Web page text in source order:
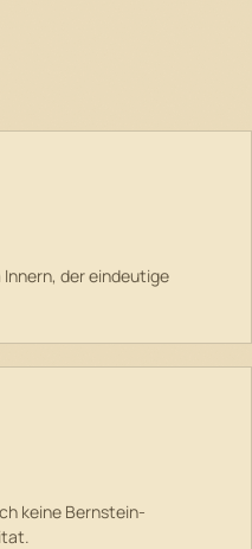
der eindeutige
keine Bernstein-